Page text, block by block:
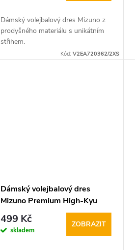
Dámský volejbalový dres Mizuno z
prodyšného materiálu s unikátním
střihem.
Kód: V2EA720362/2XS
Dámský volejbalový dres
Mizuno Premium High-Kyu
Tee
499 Kč
skladem
ZOBRAZIT